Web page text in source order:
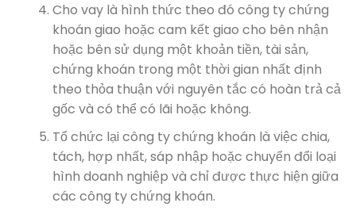
Cho vay là hình thức theo đó công ty chứng
khoán giao hoặc cam kết giao cho bên nhận
hoặc bên sử dụng một khoản tiền, tài sản,
chứng khoán trong một thời gian nhất định
theo thỏa thuận với nguyên tắc có hoàn trả cả
gốc và có thể có lãi hoặc không.
Tổ chức lại công ty chứng khoán là việc chia,
tách, hợp nhất, sáp nhập hoặc chuyển đổi loại
hình doanh nghiệp và chỉ được thực hiện giữa
các công ty chứng khoán.